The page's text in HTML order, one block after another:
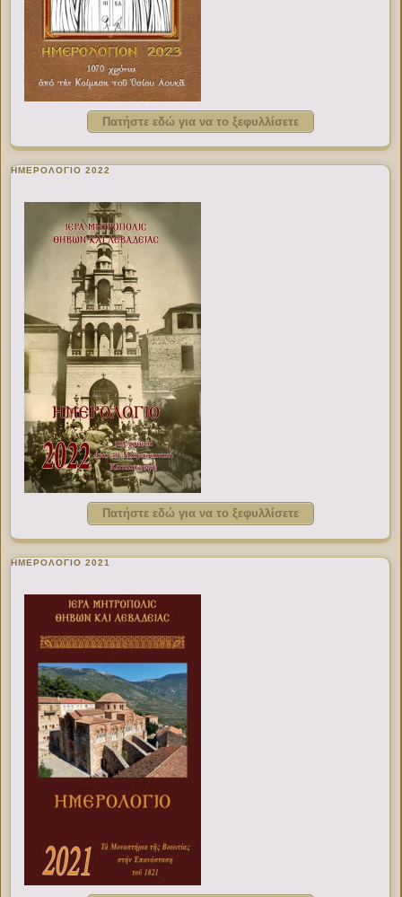
Πατήστε εδώ για να το ξεφυλλίσετε
ΗΜΕΡΟΛΟΓΙΟ 2022
Πατήστε εδώ για να το ξεφυλλίσετε
ΗΜΕΡΟΛΟΓΙΟ 2021